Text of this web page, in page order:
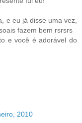
e eu já disse uma vez,
fazem bem rsrsrs
e você é adorável do
2010